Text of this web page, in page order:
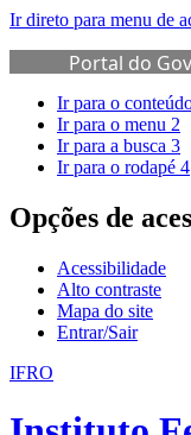
Ir direto para menu de
Portal do
Ir para o
Ir para o menu 2
Ir para a busca 3
Ir para o rodapé 4
Opções de
Acessibilidade
Alto contraste
Mapa do site
Entrar/Sair
IFRO